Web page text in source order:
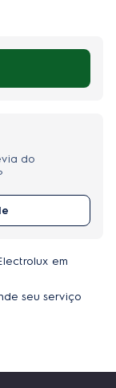
do
em
seu serviço